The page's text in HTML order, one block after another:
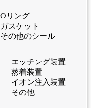
Oリング
ガスケット
その他のシール
エッチング装置
蒸着装置
イオン注入装置
その他